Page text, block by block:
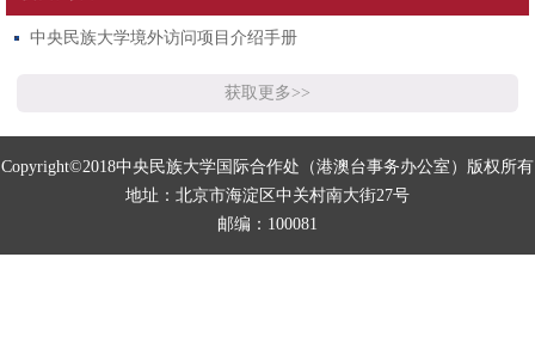
中央民族大学境外访问项目介绍手册
获取更多>>
Copyright©2018中央民族大学国际合作处（港澳台事务办公室）版权所有
地址：北京市海淀区中关村南大街27号
邮编：100081